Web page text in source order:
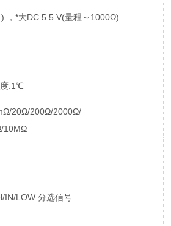
，*大DC 5.5 V(量程～1000Ω)
:1℃
20Ω/200Ω/2000Ω/
10ΜΩ
IN/LOW 分选信号